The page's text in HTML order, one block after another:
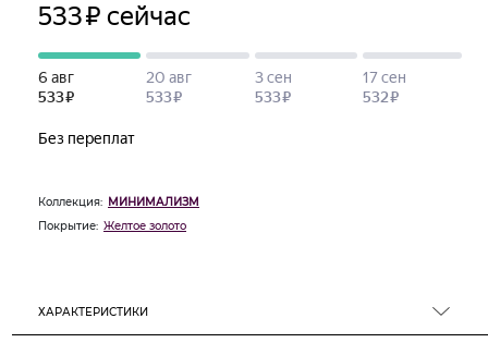
Коллекция: МИНИМАЛИЗМ
Покрытие: Желтое золото
ХАРАКТЕРИСТИКИ